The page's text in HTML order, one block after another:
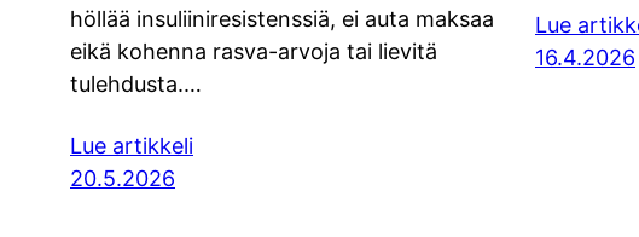
höllää insuliiniresistenssiä, ei auta maksaa
eikä kohenna rasva-arvoja tai lievitä
tulehdusta.…
Lue artikkeli
20.5.2026
Lue
16.4.2026